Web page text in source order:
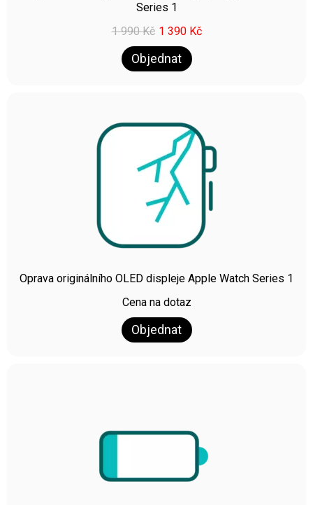
Series 1
1 990Kč 1 390 Kč
Objednat
Oprava originálního OLED displeje Apple Watch Series 1
Cena na dotaz
Objednat